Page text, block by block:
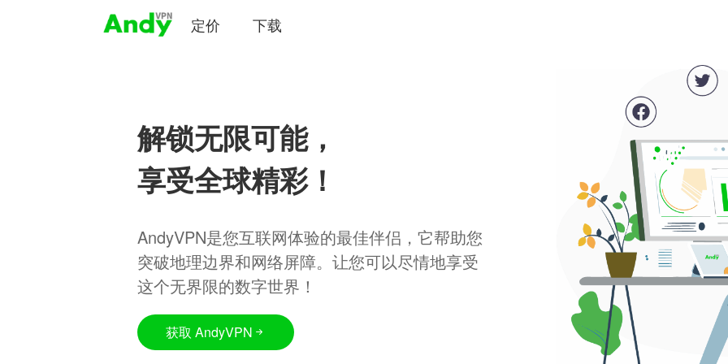
定价 下载
解锁无限可能，
享受全球精彩！
AndyVPN是您互联网体验的最佳伴侣，它帮助您
突破地理边界和网络屏障。让您可以尽情地享受
这个无界限的数字世界！
获取 AndyVPN